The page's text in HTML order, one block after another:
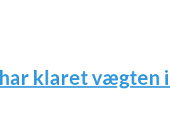
klaret vægten